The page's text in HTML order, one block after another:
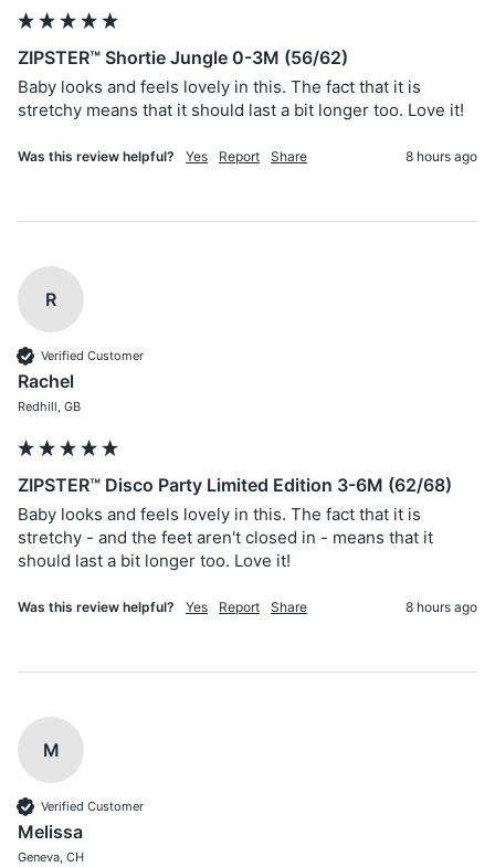
ZIPSTER™ Shortie Jungle 0-3M (56/62)
Baby looks and feels lovely in this. The fact that it is
stretchy means that it should last a bit longer too. Love it!
Was this review helpful? Yes Report Share 8 hours ago
R
Verified Customer
Rachel
Redhill, GB
ZIPSTER™ Disco Party Limited Edition 3-6M (62/68)
Baby looks and feels lovely in this. The fact that it is
stretchy - and the feet aren't closed in - means that it
should last a bit longer too. Love it!
Was this review helpful? Yes Report Share 8 hours ago
M
Verified Customer
Melissa
Geneva, CH